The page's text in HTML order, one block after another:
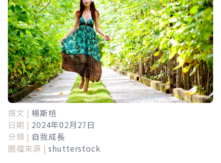
撰文 | 楊斯棓
日期 | 2024年02月27日
分類 | 自我成長
圖檔來源 | shutterstock